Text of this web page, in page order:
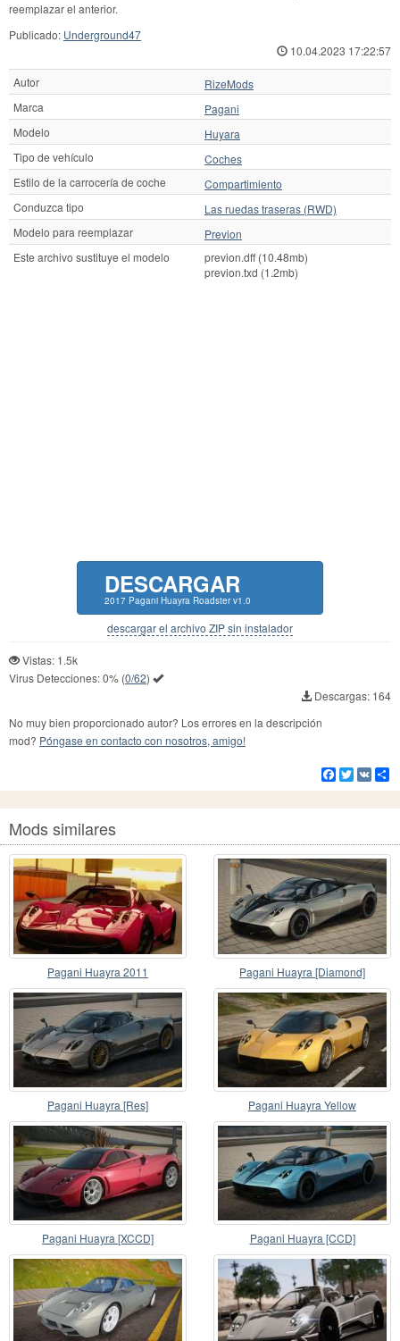
reemplazar el anterior.
Publicado: Underground47
10.04.2023 17:22:57
Autor
RizeMods
Marca
Pagani
Modelo
Huyara
Tipo de vehículo
Coches
Estilo de la carrocería de coche
Compartimiento
Conduzca tipo
Las ruedas traseras (RWD)
Modelo para reemplazar
Previon
Este archivo sustituye el modelo
previon.dff (10.48mb)
previon.txd (1.2mb)
DESCARGAR
2017 Pagani Huayra Roadster v1.0
descargar el archivo ZIP sin instalador
Vistas: 1.5k
Virus Detecciones:0% (0/62)
Descargas: 164
No muy bien proporcionado autor? Los errores en la descripción
mod? Póngase en contacto con nosotros, amigo!
Facebook
Twitter
VK
Mods similares
Pagani Huayra 2011 Pagani Huayra [Diamond]
Pagani Huayra [Res] Pagani Huayra Yellow
Pagani Huayra [XCCD] Pagani Huayra [CCD]